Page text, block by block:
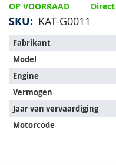
OP VOORRAAD
SKU KAT-G0011
Het
artikel
past
op
de
volgende
voertuigen:
Fabrikant
Model
Engine
Vermogen
Jaar van vervaardiging
Motorcode
van
de
gallerij